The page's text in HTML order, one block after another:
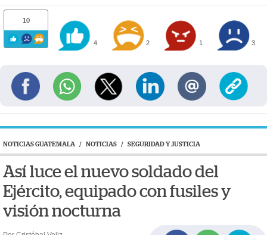
10
4 2 1 3
NOTICIAS GUATEMALA / NOTICIAS / SEGURIDAD Y JUSTICIA
Así luce el nuevo soldado del
Ejército, equipado con fusiles y
visión nocturna